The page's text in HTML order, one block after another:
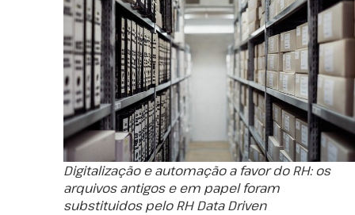
Digitalização e automação a favor do RH: os
arquivos antigos e em papel foram
substituidos pelo RH Data Driven